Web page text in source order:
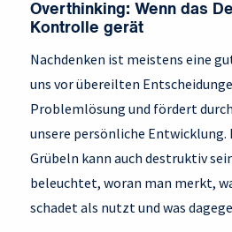
Overthinking: Wenn das
Kontrolle gerät
Nachdenken ist meistens eine
uns vor übereilten
Problemlösung und fördert
unsere persönliche Entwicklung.
Grübeln kann auch destruktiv
beleuchtet, woran man merkt,
schadet als nutzt und was